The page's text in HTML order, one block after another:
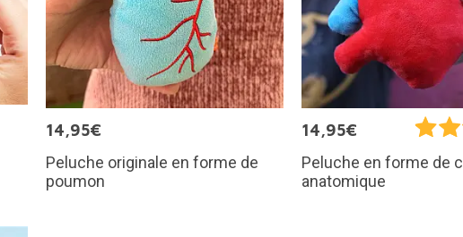
14,95€
Peluche originale en forme de
poumon
14,95€
Peluche en forme de
anatomique